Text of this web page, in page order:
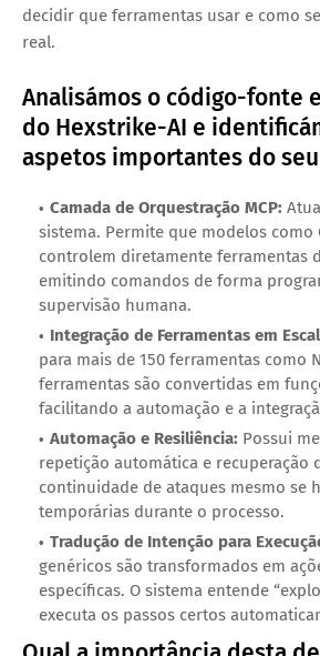
decidir que ferramentas usar e como
real.
Analisámos o código-fonte
do Hexstrike-AI e
aspetos importantes do
Camada de Orquestração MCP:
sistema. Permite que modelos como
controlem diretamente ferramentas
emitindo comandos de forma
supervisão humana.
Integração de Ferramentas em
para mais de 150 ferramentas como
ferramentas são convertidas em
facilitando a automação e a
Automação e Resiliência: Possui
repetição automática e recuperação
continuidade de ataques mesmo se
temporárias durante o processo.
Tradução de Intenção para
genéricos são transformados em
específicas. O sistema entende
executa os passos certos